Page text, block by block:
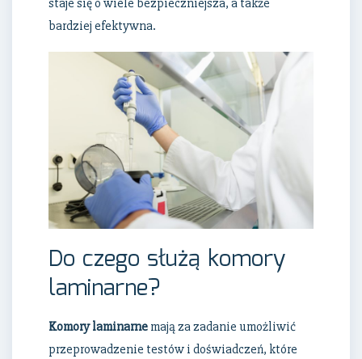
staje się o wiele bezpieczniejsza, a także
bardziej efektywna.
Do czego służą komory
laminarne?
Komory laminarne mają za zadanie umożliwić
przeprowadzenie testów i doświadczeń, które